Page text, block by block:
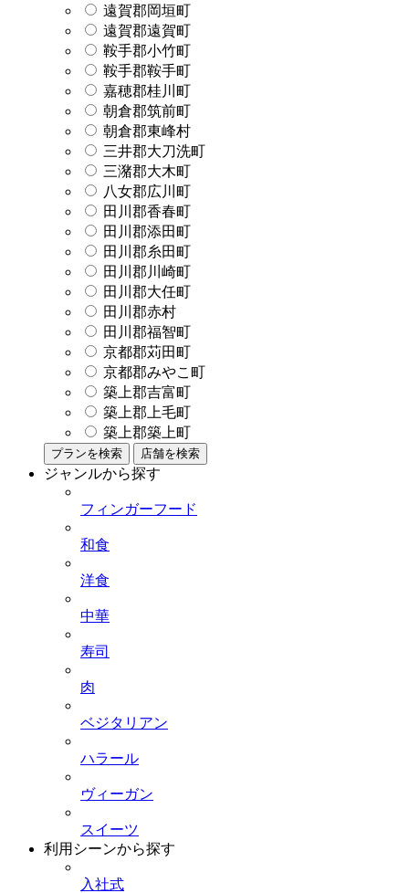
遠賀郡岡垣町
遠賀郡遠賀町
鞍手郡小竹町
鞍手郡鞍手町
嘉穂郡桂川町
朝倉郡筑前町
朝倉郡東峰村
三井郡大刀洗町
三潴郡大木町
八女郡広川町
田川郡香春町
田川郡添田町
田川郡糸田町
田川郡川崎町
田川郡大任町
田川郡赤村
田川郡福智町
京都郡苅田町
京都郡みやこ町
築上郡吉富町
築上郡上毛町
築上郡築上町
プランを検索 店舗を検索
ジャンルから探す
フィンガーフード
和食
洋食
中華
寿司
肉
ベジタリアン
ハラール
ヴィーガン
スイーツ
利用シーンから探す
入社式